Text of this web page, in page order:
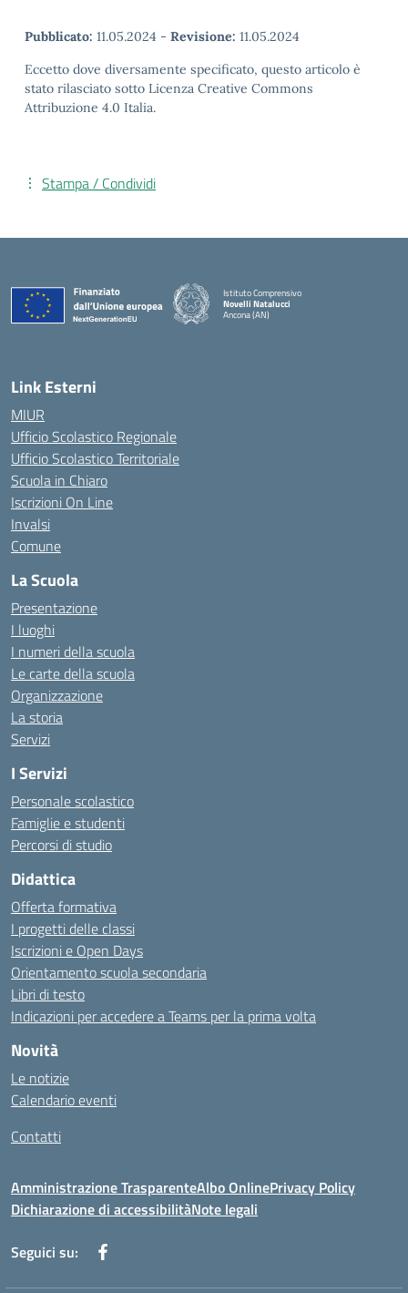
Pubblicato: 11.05.2024 - Revisione: 11.05.2024
Eccetto dove diversamente specificato, questo articolo è
stato rilasciato sotto Licenza Creative Commons
Attribuzione 4.0 Italia.
Stampa / Condividi
Istituto Comprensivo
Novelli Natalucci
Ancona (AN)
Link Esterni
MIUR
Ufficio Scolastico Regionale
Ufficio Scolastico Territoriale
Scuola in Chiaro
Iscrizioni On Line
Invalsi
Comune
La Scuola
Presentazione
I luoghi
I numeri della scuola
Le carte della scuola
Organizzazione
La storia
Servizi
I Servizi
Personale scolastico
Famiglie e studenti
Percorsi di studio
Didattica
Offerta formativa
I progetti delle classi
Iscrizioni e Open Days
Orientamento scuola secondaria
Libri di testo
Indicazioni per accedere a Teams per la prima volta
Novità
Le notizie
Calendario eventi
Contatti
Amministrazione TrasparenteAlbo OnlinePrivacy Policy
Dichiarazione di accessibilitàNote legali
Seguici su: